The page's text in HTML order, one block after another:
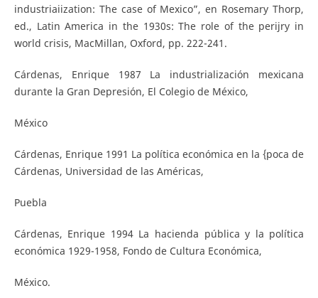
industriaiization: The case of Mexico”, en Rosemary Thorp,
ed., Latin America in the 1930s: The role of the perijry in
world crisis, MacMillan, Oxford, pp. 222-241.
Cárdenas, Enrique 1987 La industrialización mexicana
durante la Gran Depresión, El Colegio de México,
México
Cárdenas, Enrique 1991 La política económica en la {poca de
Cárdenas, Universidad de las Américas,
Puebla
Cárdenas, Enrique 1994 La hacienda pública y la política
económica 1929-1958, Fondo de Cultura Económica,
México.